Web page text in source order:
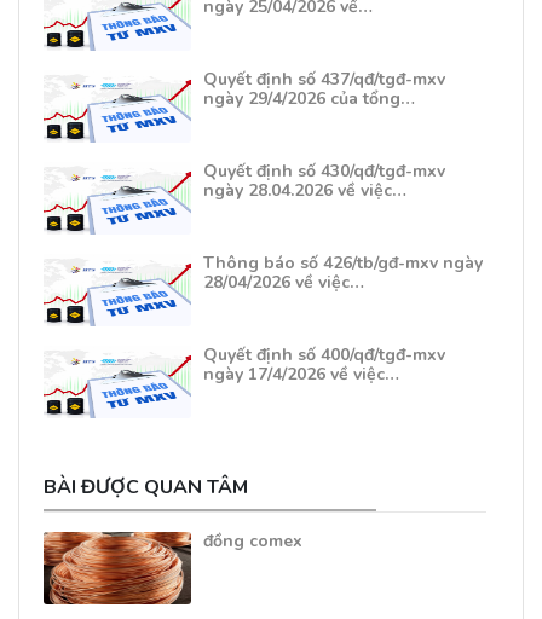
ngày 25/04/2026 về…
Quyết định số 437/qđ/tgđ-mxv
ngày 29/4/2026 của tổng…
Quyết định số 430/qđ/tgđ-mxv
ngày 28.04.2026 về việc…
Thông báo số 426/tb/gđ-mxv ngày
28/04/2026 về việc…
Quyết định số 400/qđ/tgđ-mxv
ngày 17/4/2026 về việc…
BÀI ĐƯỢC QUAN TÂM
đồng comex